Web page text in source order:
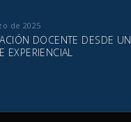
de 2025
DOCENTE DESDE UN
EXPERIENCIAL